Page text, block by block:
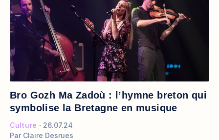
Bro Gozh Ma Zadoù : l’hymne breton qui
symbolise la Bretagne en musique
Culture
26.07.24
Par Claire Desrues